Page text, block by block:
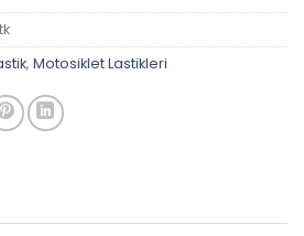
, Motosiklet Lastikleri